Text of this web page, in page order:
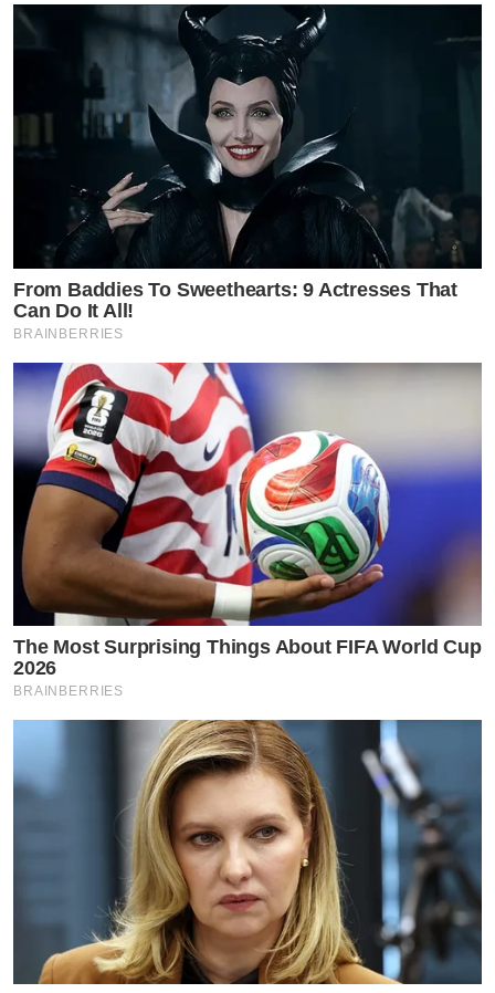
From Baddies To Sweethearts: 9 Actresses That
Can Do It All!
BRAINBERRIES
The Most Surprising Things About FIFA World Cup
2026
BRAINBERRIES